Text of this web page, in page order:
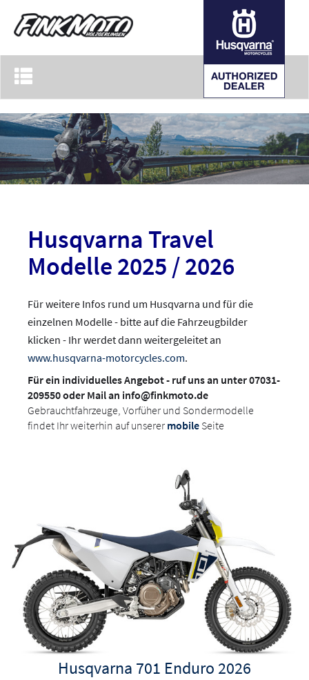
Toggle
navigation
Husqvarna Travel
Modelle 2025 / 2026
Für weitere Infos rund um Husqvarna und für die
einzelnen Modelle - bitte auf die Fahrzeugbilder
klicken - Ihr werdet dann weitergeleitet an
www.husqvarna-motorcycles.com.
Für ein individuelles Angebot - ruf uns an unter 07031-
209550 oder Mail an info@finkmoto.de
Gebrauchtfahrzeuge, Vorfüher und Sondermodelle
findet Ihr weiterhin auf unserer mobile Seite
Husqvarna 701 Enduro 2026